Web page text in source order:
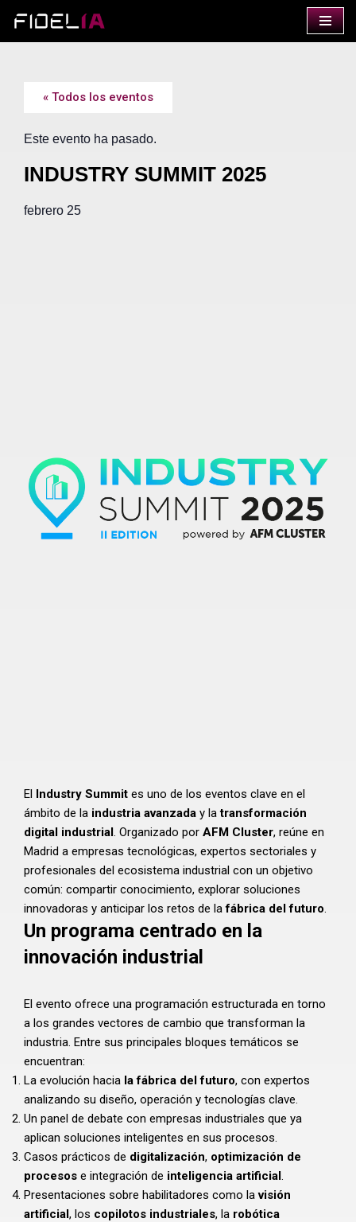
Saltar
« Todos los eventos
Este evento ha pasado.
INDUSTRY SUMMIT 2025
febrero 25
El Industry Summit es uno de los eventos clave en el
ámbito de la industria avanzada y latransformación
digital industrial. Organizado por AFM Cluster, reúne en
Madrid a empresas tecnológicas, expertos sectoriales y
profesionales del ecosistema industrial con un objetivo
común: compartir conocimiento, explorar soluciones
innovadoras y anticipar los retos de lafábrica del futuro.
Un programa centrado en la
innovación industrial
El evento ofrece una programación estructurada en torno
a los grandes vectores de cambio que transforman la
industria. Entre sus principales bloques temáticos se
encuentran:
La evolución hacia la fábrica del futuro, con expertos
analizando su diseño, operación y tecnologías clave.
Un panel de debate con empresas industriales que ya
aplican soluciones inteligentes en sus procesos.
Casos prácticos de digitalización, optimización de
procesos e integración de inteligencia artificial.
Presentaciones sobre habilitadores como lavisión
artificial, los copilotos industriales, la robótica